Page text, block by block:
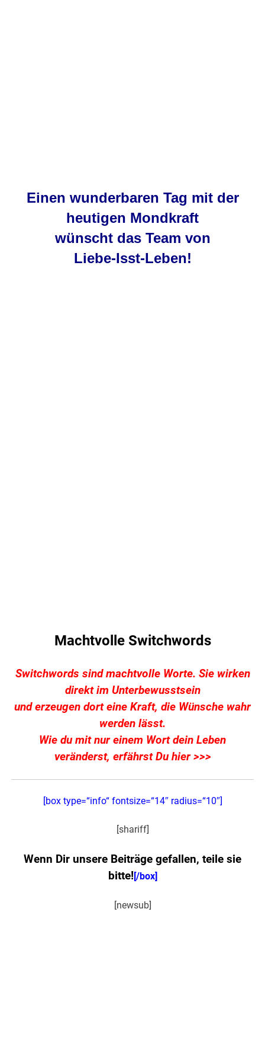
Einen wunderbaren Tag mit der
heutigen Mondkraft
wünscht das Team von
Liebe-Isst-Leben!
Machtvolle Switchwords
Switchwords sind machtvolle Worte. Sie wirken
direkt im Unterbewusstsein
und erzeugen dort eine Kraft, die Wünsche wahr
werden lässt.
Wie du mit nur einem Wort dein Leben
veränderst, erfährst Du hier >>>
[box type=“info“ fontsize=“14″ radius=“10″]
[shariff]
Wenn Dir unsere Beiträge gefallen, teile sie
bitte! [/box]
[newsub]